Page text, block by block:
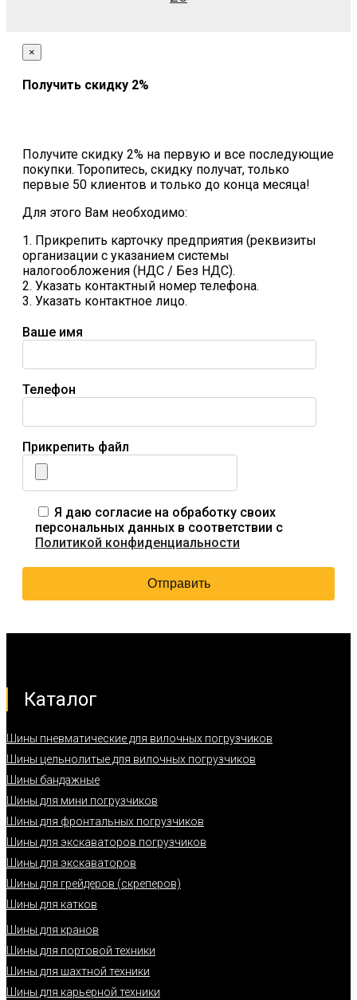
×
Получить скидку 2%
Получите скидку 2% на первую и все последующие
покупки. Торопитесь, скидку получат, только
первые 50 клиентов и только до конца месяца!
Для этого Вам необходимо:
1. Прикрепить карточку предприятия (реквизиты
организации с указанием системы
налогообложения (НДС / Без НДС).
2. Указать контактный номер телефона.
3. Указать контактное лицо.
Ваше имя
Телефон
Прикрепить файл
Я даю согласие на обработку своих
персональных данных в соответствии с
Политикой конфиденциальности
Каталог
Шины пневматические для вилочных погрузчиков
Шины цельнолитые для вилочных погрузчиков
Шины бандажные
Шины для мини погрузчиков
Шины для фронтальных погрузчиков
Шины для экскаваторов погрузчиков
Шины для экскаваторов
Шины для грейдеров (скреперов)
Шины для катков
Шины для кранов
Шины для портовой техники
Шины для шахтной техники
Шины для карьерной техники